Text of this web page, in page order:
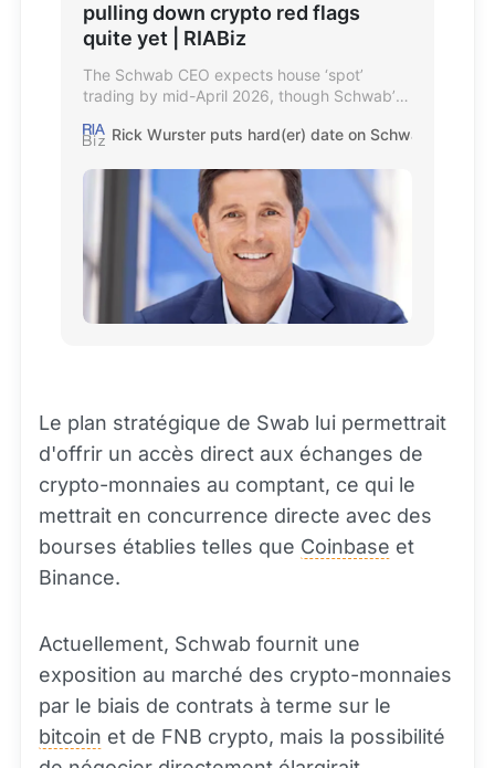
pulling down crypto red flags
quite yet | RIABiz
The Schwab CEO expects house ‘spot’
trading by mid-April 2026, though Schwab’s
value.’Rick Wurster puts hard(er) date on Schwab spot
Le plan stratégique de Swab lui permettrait
d'offrir un accès direct aux échanges de
crypto-monnaies au comptant, ce qui le
mettrait en concurrence directe avec des
bourses établies telles que Coinbase et
Binance.
Actuellement, Schwab fournit une
exposition au marché des crypto-monnaies
par le biais de contrats à terme sur le
bitcoin et de FNB crypto, mais la possibilité